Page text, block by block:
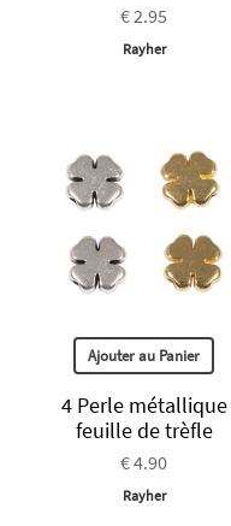
€ 2.95
Rayher
Ajouter au Panier
4 Perle métallique
feuille de trèfle
€ 4.90
Rayher